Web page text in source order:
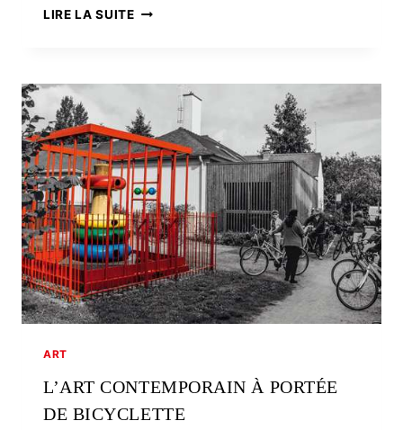
LIRE LA SUITEL’ART
MUSÉE
NATIONAL
DE
LA
MARINE
ART
L’ART CONTEMPORAIN À PORTÉE
DE BICYCLETTE